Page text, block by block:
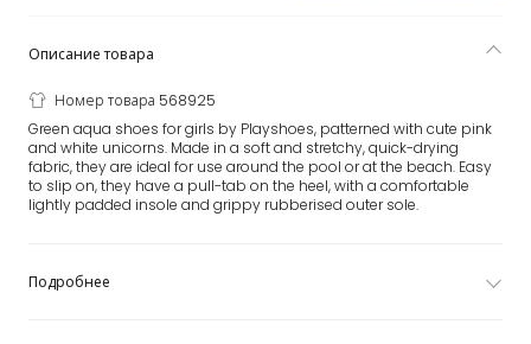
Описание товара
Номер товара 568925
Green aqua shoes for girls by Playshoes, patterned with cute pink
and white unicorns. Made in a soft and stretchy, quick-drying
fabric, they are ideal for use around the pool or at the beach. Easy
to slip on, they have a pull-tab on the heel, with a comfortable
lightly padded insole and grippy rubberised outer sole.
Подробнее